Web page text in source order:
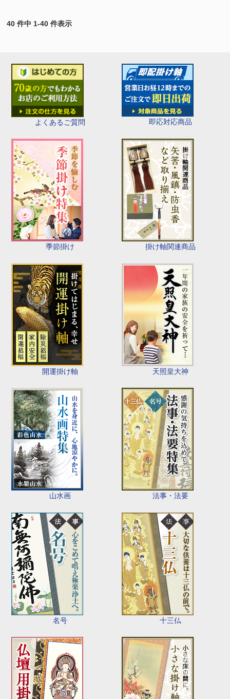
よくあるご質問 即応対応商品
季節掛け 掛け軸関連商品
開運掛け軸 天照皇大神
山水画 法事・法要
名号 十三仏
40 件中 1-40 件表示